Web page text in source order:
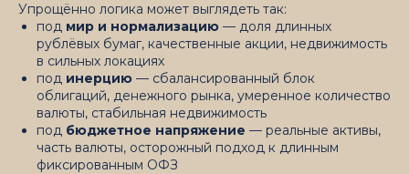
Упрощённо логика может выглядеть так:
под мир и нормализацию — доля длинных
рублёвых бумаг, качественные акции, недвижимость
в сильных локациях
под инерцию — сбалансированный блок
облигаций, денежного рынка, умеренное количество
валюты, стабильная недвижимость
под бюджетное напряжение — реальные активы,
часть валюты, осторожный подход к длинным
фиксированным ОФЗ